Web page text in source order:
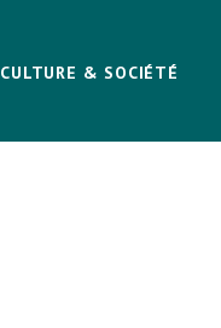
CULTURE & SOCIÉTÉ